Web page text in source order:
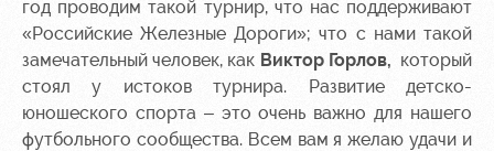
год проводим такой турнир, что нас поддерживают
«Российские Железные Дороги»; что с нами такой
замечательный человек, как Виктор Горлов, который
стоял у истоков турнира. Развитие детско-
юношеского спорта – это очень важно для нашего
футбольного сообщества. Всем вам я желаю удачи и